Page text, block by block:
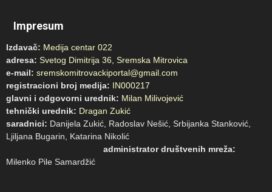
Impresum
Izdavač: Medija centar 022
adresa: Svetog Dimitrija 36, Sremska Mitrovica
e-mail: sremskomitrovackiportal@gmail.com
registracioni broj medija: IN000217
glavni i odgovorni urednik: Milan Milivojević
tehnički urednik: Dragan Zukić
saradnici: Danijela Zukić, Radoslav Nešić, Srbijanka Stanković,
Ljiljana Bugarin, Katarina Nikolić
administrator društvenih mreža:
Milenko Pile Samardžić